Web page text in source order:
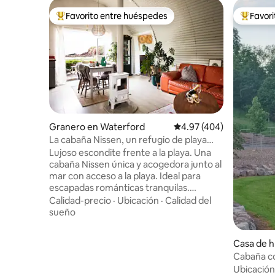
Favorito entre huéspedes preferido
Favorito entre huéspedes
Granero en Waterford Calificación promedio:
4.97 (404)
La cabaña Nissen, un refugio de playa
único y elegante
Lujoso escondite frente a la playa. Una
cabaña Nissen única y acogedora junto al
mar con acceso a la playa. Ideal para
escapadas románticas tranquilas.
Destacada en la portada de la revista
Ireland's Homes Interiors & Living y
Calidad-precio · Ubicación · Calidad del
sueño
Casa de
Cabaña